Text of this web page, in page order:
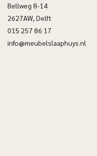
Bellweg 8-14
2627AW, Delft
015 257 86 17
info@meubelslaaphuys.nl